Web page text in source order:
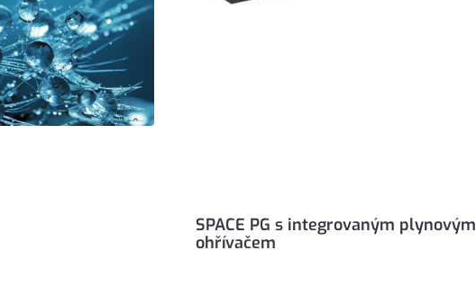
SPACE PG s integrovaným plynovým
ohřívačem